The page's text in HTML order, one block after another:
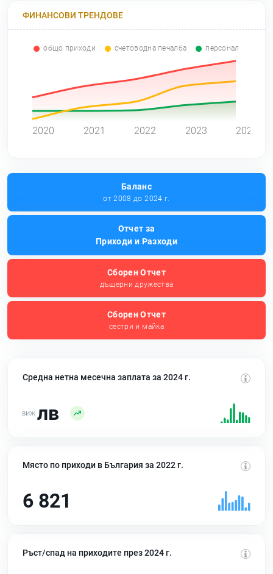
ФИНАНСОВИ ТРЕНДОВЕ
общо приходи счетоводна печалба персонал
2020 2021 2022 2023 2024
Баланс
от 2008 до 2024 г.
Отчет за
Приходи и Разходи
Сборен Отчет
дъщерни дружества
Сборен Отчет
сестри и майка
Средна нетна месечна заплата за 2024 г.
лв
Място по приходи в България за 2022 г.
6 821
Ръст/спад на приходите през 2024 г.